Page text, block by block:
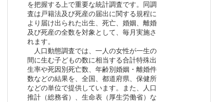
を把握する上で重要な統計調査です。同調
査は戸籍法及び死産の届出に関する規程に
より届け出られた出生、死亡、婚姻、離婚
及び死産の全数を対象として、毎月実施さ
れます。
人口動態調査では、一人の女性が一生の
間に生む子どもの数に相当する合計特殊出
生率や死因別死亡数、年齢別婚姻・離婚件
数などの結果を、全国、都道府県、保健所
などの単位で提供しています。また、人口
推計（総務省）、生命表（厚生労働省）な